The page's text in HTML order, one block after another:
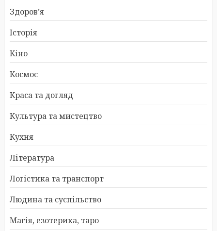
Здоров’я
Історія
Кіно
Космос
Краса та догляд
Культура та мистецтво
Кухня
Література
Логістика та транспорт
Людина та суспільство
Магія, езотерика, таро